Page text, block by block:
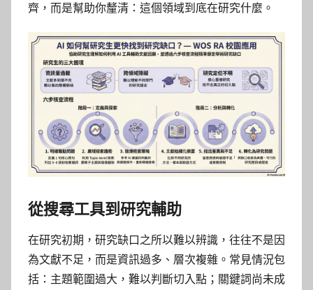
齊，而是幫助你釐清：這個領域到底在研究什麼。
從搜尋工具到研究輔助
在研究初期，研究缺口之所以難以辨識，往往不是因
為文獻不足，而是資訊過多、層次複雜。常見情況包
括：主題範圍過大，難以判斷切入點；關鍵詞尚未成